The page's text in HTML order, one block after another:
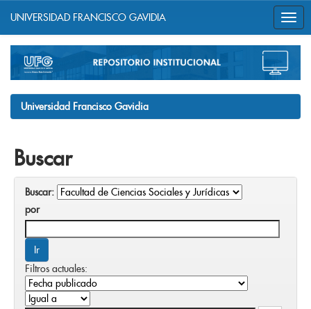
navigation
UNIVERSIDAD FRANCISCO GAVIDIA
Universidad Francisco Gavidia
Buscar
Buscar:
por
Filtros actuales: